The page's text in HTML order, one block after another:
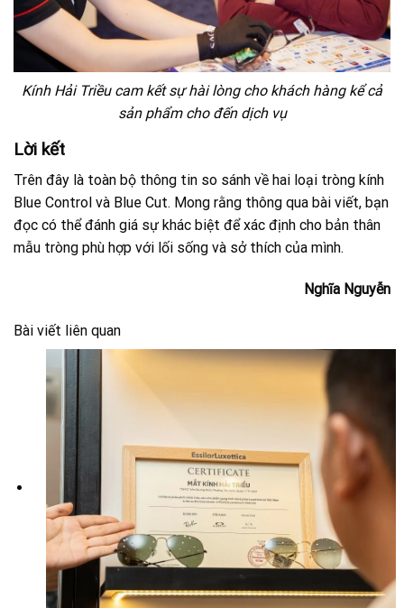
Kính Hải Triều cam kết sự hài lòng cho khách hàng kể cả
sản phẩm cho đến dịch vụ
Lời kết
Trên đây là toàn bộ thông tin so sánh về hai loại tròng kính
Blue Control và Blue Cut. Mong rằng thông qua bài viết, bạn
đọc có thể đánh giá sự khác biệt để xác định cho bản thân
mẫu tròng phù hợp với lối sống và sở thích của mình.
Nghĩa Nguyễn
Bài viết liên quan